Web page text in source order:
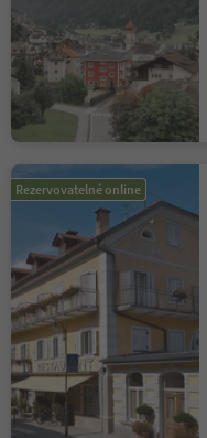
Rezervovatelné online